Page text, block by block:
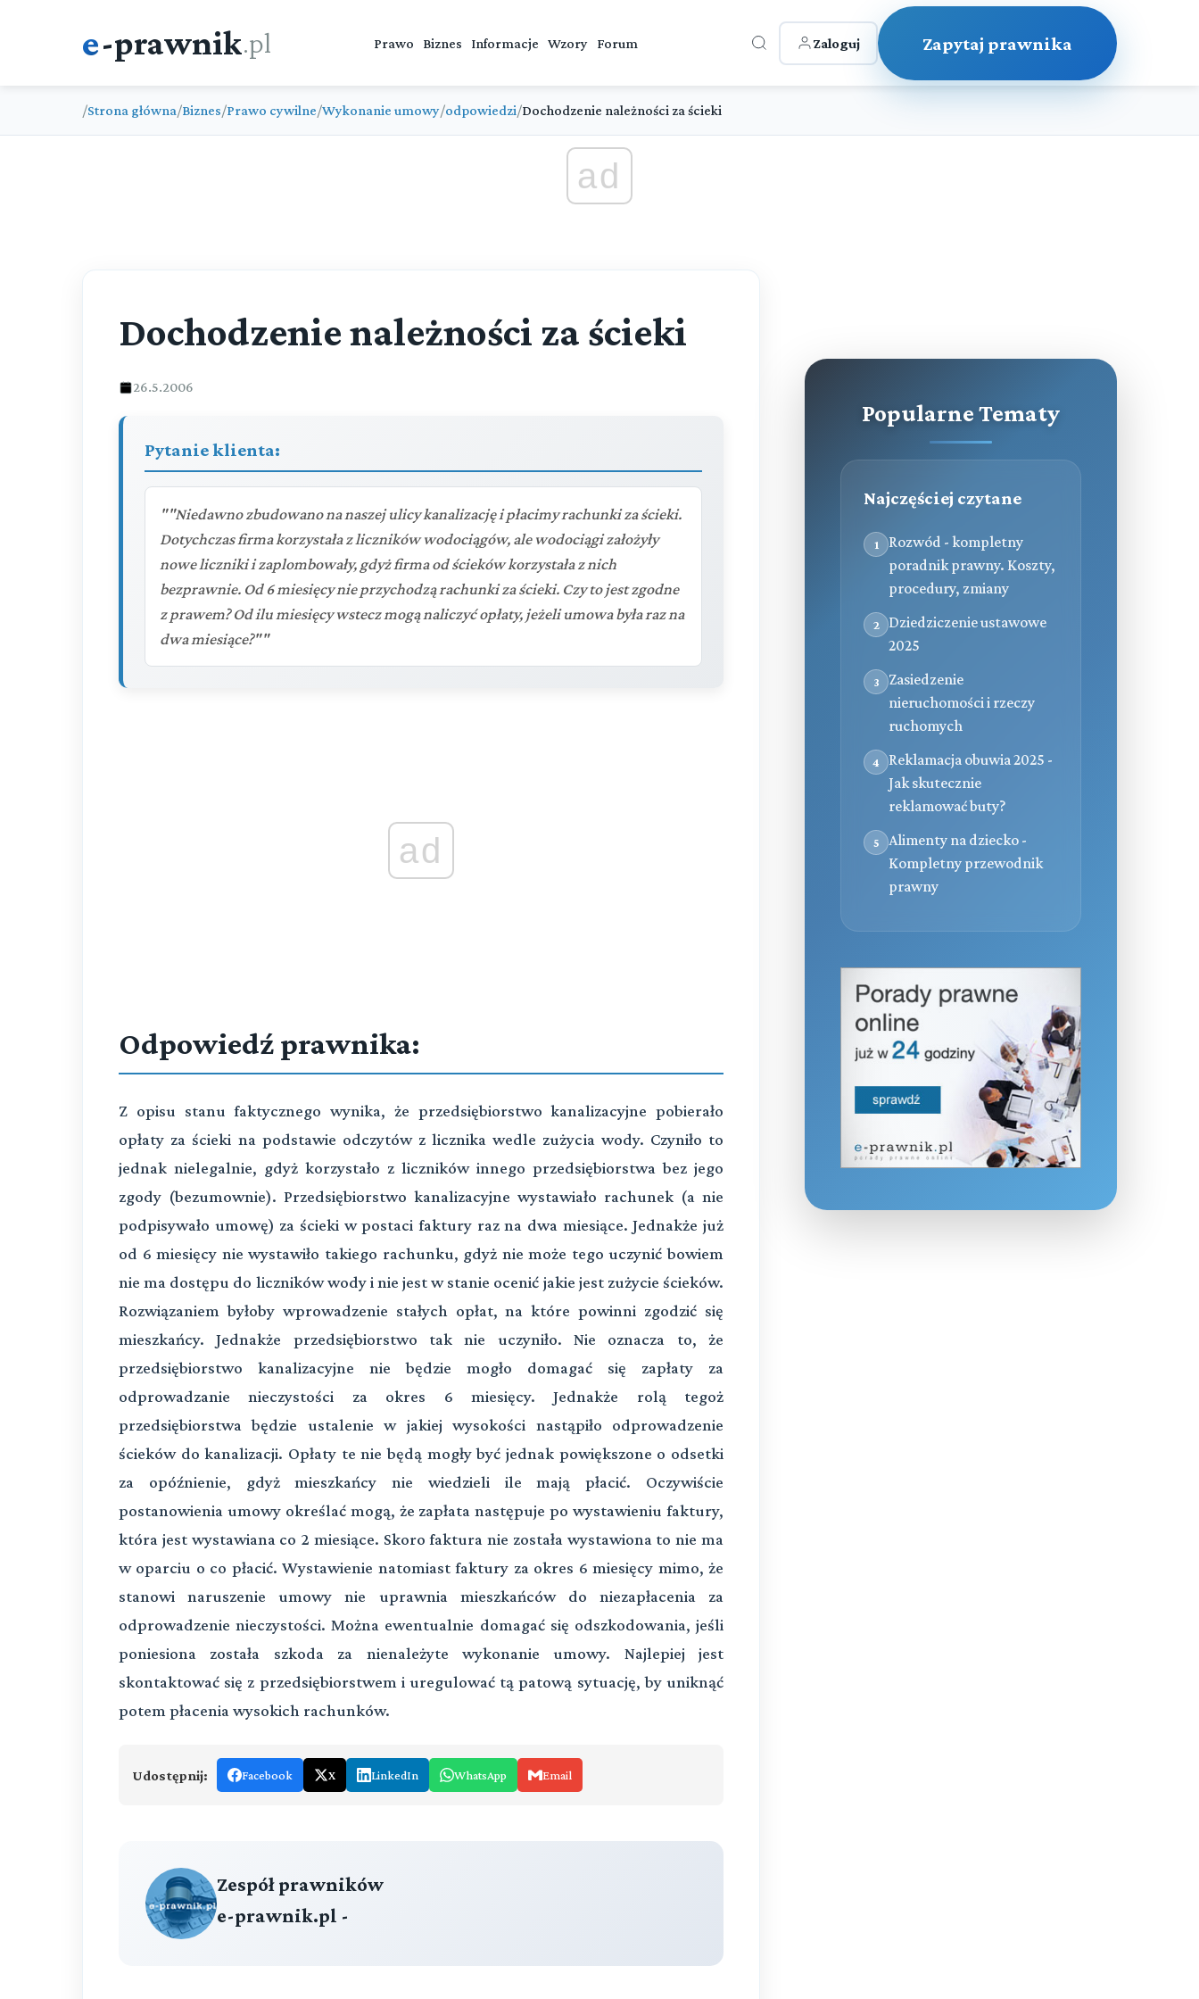
e-prawnik.pl Prawo Biznes Informacje Wzory Forum Zaloguj Zapytaj prawnika
/Strona główna/Biznes/Prawo cywilne/Wykonanie umowy/odpowiedzi/Dochodzenie należności za ścieki
ad
Dochodzenie należności za ścieki
26.5.2006
Pytanie klienta:
""Niedawno zbudowano na naszej ulicy kanalizację i płacimy rachunki za ścieki.
Dotychczas firma korzystała z liczników wodociągów, ale wodociągi założyły
nowe liczniki i zaplombowały, gdyż firma od ścieków korzystała z nich
bezprawnie. Od 6 miesięcy nie przychodzą rachunki za ścieki. Czy to jest zgodne
z prawem? Od ilu miesięcy wstecz mogą naliczyć opłaty, jeżeli umowa była raz na
dwa miesiące?""
ad
Odpowiedź prawnika:
Z opisu stanu faktycznego wynika, że przedsiębiorstwo kanalizacyjne pobierało
opłaty za ścieki na podstawie odczytów z licznika wedle zużycia wody. Czyniło to
jednak nielegalnie, gdyż korzystało z liczników innego przedsiębiorstwa bez jego
zgody (bezumownie). Przedsiębiorstwo kanalizacyjne wystawiało rachunek (a nie
podpisywało umowę) za ścieki w postaci faktury raz na dwa miesiące. Jednakże już
od 6 miesięcy nie wystawiło takiego rachunku, gdyż nie może tego uczynić bowiem
nie ma dostępu do liczników wody i nie jest w stanie ocenić jakie jest zużycie ścieków.
Rozwiązaniem byłoby wprowadzenie stałych opłat, na które powinni zgodzić się
mieszkańcy. Jednakże przedsiębiorstwo tak nie uczyniło. Nie oznacza to, że
przedsiębiorstwo kanalizacyjne nie będzie mogło domagać się zapłaty za
odprowadzanie nieczystości za okres 6 miesięcy. Jednakże rolą tegoż
przedsiębiorstwa będzie ustalenie w jakiej wysokości nastąpiło odprowadzenie
ścieków do kanalizacji. Opłaty te nie będą mogły być jednak powiększone o odsetki
za opóźnienie, gdyż mieszkańcy nie wiedzieli ile mają płacić. Oczywiście
postanowienia umowy określać mogą, że zapłata następuje po wystawieniu faktury,
która jest wystawiana co 2 miesiące. Skoro faktura nie została wystawiona to nie ma
w oparciu o co płacić. Wystawienie natomiast faktury za okres 6 miesięcy mimo, że
stanowi naruszenie umowy nie uprawnia mieszkańców do niezapłacenia za
odprowadzenie nieczystości. Można ewentualnie domagać się odszkodowania, jeśli
poniesiona została szkoda za nienależyte wykonanie umowy. Najlepiej jest
skontaktować się z przedsiębiorstwem i uregulować tą patową sytuację, by uniknąć
potem płacenia wysokich rachunków.
Udostępnij: Facebook X LinkedIn WhatsApp Email
Zespół prawników
e-prawnik.pl -
Popularne Tematy
Najczęściej czytane
1
Rozwód - kompletny
poradnik prawny. Koszty,
procedury, zmiany
2
Dziedziczenie ustawowe
2025
3
Zasiedzenie
nieruchomości i rzeczy
ruchomych
4
Reklamacja obuwia 2025 -
Jak skutecznie
reklamować buty?
5
Alimenty na dziecko -
Kompletny przewodnik
prawny